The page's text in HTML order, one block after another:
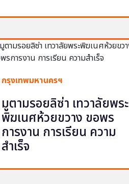
กรุงเทพมหานครฯ
มูตามรอยลิซ่า เทวาลัยพระ
พิฆเนศห้วยขวาง ขอพร
การงาน การเรียน ความ
สำเร็จ